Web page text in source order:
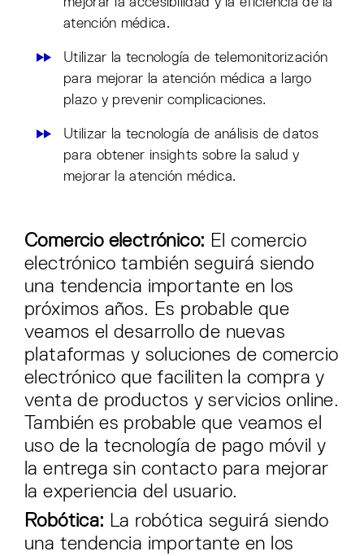
atención médica.
Utilizar la tecnología de telemonitorización
para mejorar la atención médica a largo
plazo y prevenir complicaciones.
Utilizar la tecnología de análisis de datos
para obtener insights sobre la salud y
mejorar la atención médica.
Comercio electrónico: El comercio
electrónico también seguirá siendo
una tendencia importante en los
próximos años. Es probable que
veamos el desarrollo de nuevas
plataformas y soluciones de comercio
electrónico que faciliten la compra y
venta de productos y servicios online.
También es probable que veamos el
uso de la tecnología de pago móvil y
la entrega sin contacto para mejorar
la experiencia del usuario.
Robótica: La robótica seguirá siendo
una tendencia importante en los